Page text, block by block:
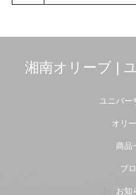
湘南オリーブ |
ユニバー
オリ
商品
ブ
お知